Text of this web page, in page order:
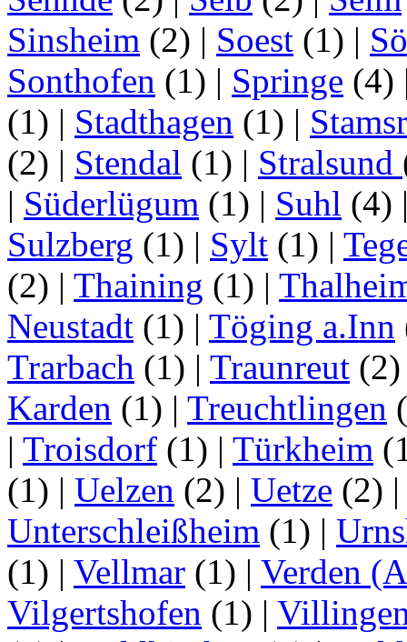
Sinsheim (2) | Soest (1) |
Sonthofen (1) | Springe (4)
(1) | Stadthagen (1) |
(2) | Stendal (1) | Stralsund
| Süderlügum (1) | Suhl (4)
Sulzberg (1) | Sylt (1) |
(2) | Thaining (1) |
Neustadt (1) | Töging a.Inn
Trarbach (1) | Traunreut
Karden (1) | Treuchtlingen
| Troisdorf (1) | Türkheim
(1) | Uelzen (2) | Uetze (2)
Unterschleißheim (1) |
(1) | Vellmar (1) | Verden
Vilgertshofen (1) |